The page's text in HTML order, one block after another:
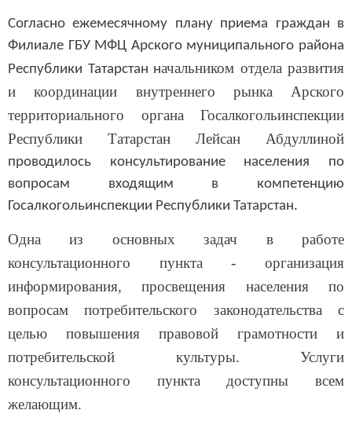
Филиале ГБУ МФЦ Арского муниципального района
Республики Татарстан начальником отдела развития
и координации внутреннего рынка Арского
территориального органа Госалкогольинспекции
Республики Татарстан Лейсан Абдуллиной
проводилось консультирование населения по
вопросам входящим в компетенцию
Госалкогольинспекции Республики Татарстан.
консультационного пункта - организация
информирования, просвещения населения по
вопросам потребительского законодательства с
целью повышения правовой грамотности и
потребительской культуры. Услуги
консультационного пункта доступны всем
желающим.